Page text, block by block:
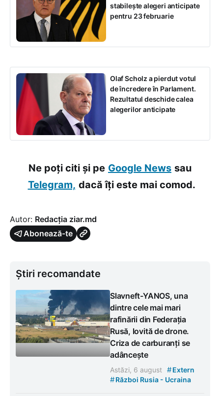
stabilește alegeri anticipate
pentru 23 februarie
Olaf Scholz a pierdut votul
de încredere în Parlament.
Rezultatul deschide calea
alegerilor anticipate
Ne poți citi și pe Google News sau
Telegram, dacă îți este mai comod.
Autor: Redacția ziar.md
Abonează-te
Știri recomandate
Slavneft-YANOS, una
dintre cele mai mari
rafinării din Federația
Rusă, lovită de drone.
Criza de carburanți se
adâncește
Astăzi, 6 august #Extern
#Război Rusia - Ucraina